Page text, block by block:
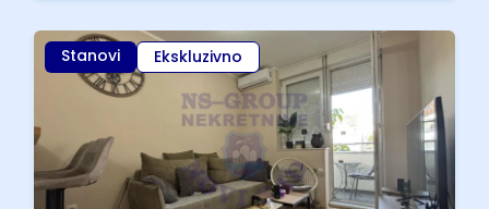
Stanovi Ekskluzivno